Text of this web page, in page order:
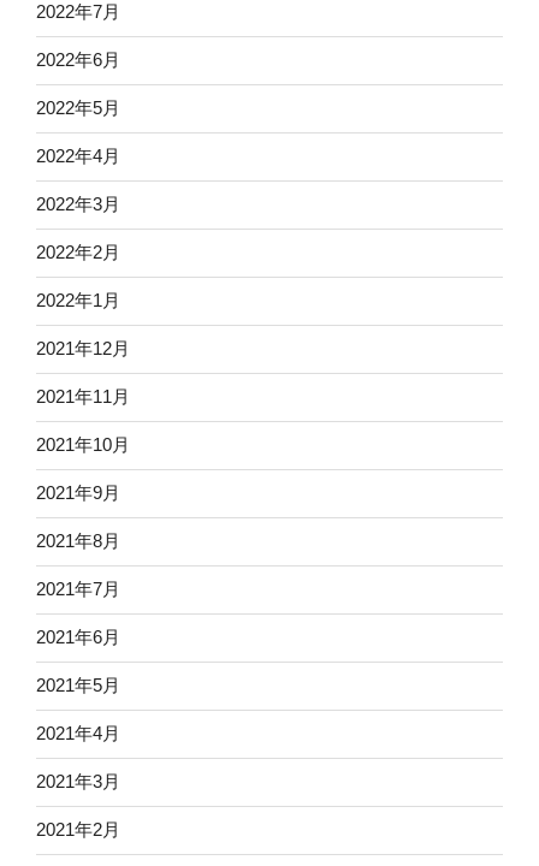
2022年7月
2022年6月
2022年5月
2022年4月
2022年3月
2022年2月
2022年1月
2021年12月
2021年11月
2021年10月
2021年9月
2021年8月
2021年7月
2021年6月
2021年5月
2021年4月
2021年3月
2021年2月